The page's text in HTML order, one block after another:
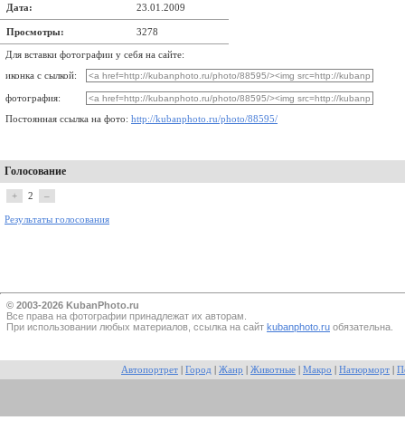
Дата: 23.01.2009
Просмотры: 3278
Для вставки фотографии у себя на сайте:
иконка с сылкой:
фотография:
Постоянная ссылка на фото: http://kubanphoto.ru/photo/88595/
Голосование
+ 2 –
Результаты голосования
© 2003-2026 KubanPhoto.ru
Все прaва на фотографии принадлежат их авторам.
При использовании любых материалов, ссылка на сайт kubanphoto.ru обязательна.
Автопортрет Город Жанр Животные Макро Натюрморт